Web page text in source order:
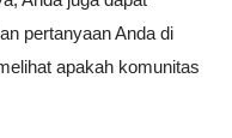
pertanyaan Anda di
apakah komunitas